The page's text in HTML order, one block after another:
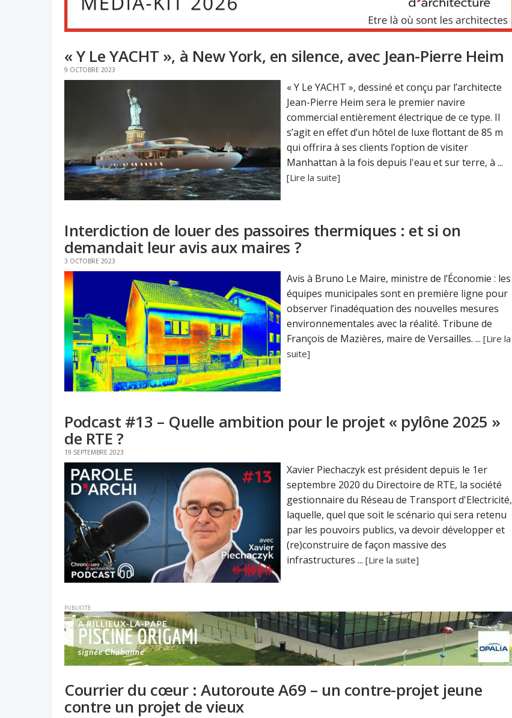
« Y Le YACHT », à New York, en silence, avec Jean-Pierre Heim
9 OCTOBRE 2023
« Y Le YACHT », dessiné et conçu par l’architecte
Jean-Pierre Heim sera le premier navire
commercial entièrement électrique de ce type. Il
s’agit en effet d’un hôtel de luxe flottant de 85 m
qui offrira à ses clients l’option de visiter
Manhattan à la fois depuis l'eau et sur terre, à ...
[Lire la suite]
Interdiction de louer des passoires thermiques : et si on
demandait leur avis aux maires ?
3 OCTOBRE 2023
Avis à Bruno Le Maire, ministre de l’Économie : les
équipes municipales sont en première ligne pour
observer l’inadéquation des nouvelles mesures
environnementales avec la réalité. Tribune de
François de Mazières, maire de Versailles. ... [Lire la
suite]
Podcast #13 – Quelle ambition pour le projet « pylône 2025 »
de RTE ?
19 SEPTEMBRE 2023
Xavier Piechaczyk est président depuis le 1er
septembre 2020 du Directoire de RTE, la société
gestionnaire du Réseau de Transport d'Electricité,
laquelle, quel que soit le scénario qui sera retenu
par les pouvoirs publics, va devoir développer et
(re)construire de façon massive des
infrastructures ... [Lire la suite]
PUBLICITE
Courrier du cœur : Autoroute A69 – un contre-projet jeune
contre un projet de vieux